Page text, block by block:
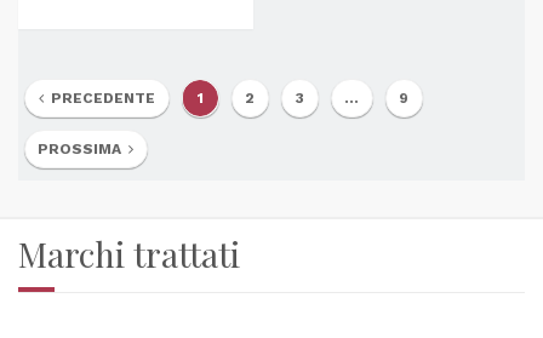
PRECEDENTE 1 2 3 ... 9
PROSSIMA
Marchi trattati